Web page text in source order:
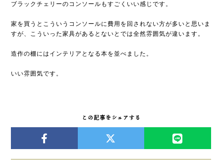
ブラックチェリーのコンソールもすごくいい感じです。
家を買うとこういうコンソールに費用を回されない方が多いと思いま
すが、こういった家具があるとないとでは全然雰囲気が違います。
造作の棚にはインテリアとなる本を並べました。
いい雰囲気です。
この記事をシェアする